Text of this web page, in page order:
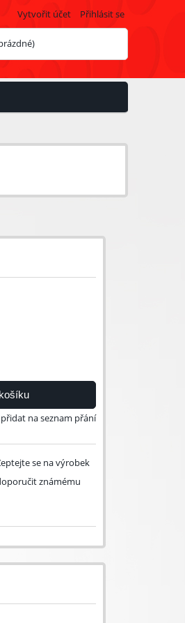
Vytvořit účet Přihlásit se
přidat na seznam přání
se na výrobek
známému